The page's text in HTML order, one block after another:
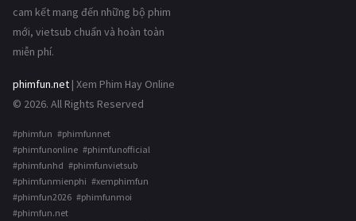
cam kết mang đến những bộ phim
mới, vietsub chuẩn và hoàn toàn
miễn phí.
phimfun.net | Xem Phim Hay Online
© 2026. All Rights Reserved
#phimfun #phimfunnet
#phimfunonline #phimfunofficial
#phimfunhd #phimfunvietsub
#phimfunmienphi #xemphimfun
#phimfun2026 #phimfunmoi
#phimfun.net